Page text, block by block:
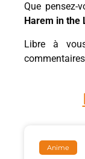
Que pensez-
Harem in the
Libre à
Anime